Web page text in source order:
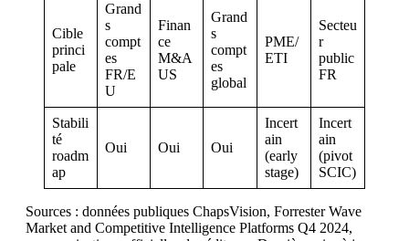
Cible
princi
pale
Grand
s
compt
es
FR/E
U
Finan
ce
M&A
US
Grand
s
compt
es
global
PME/
ETI
Secteu
r
public
FR
Stabili
té
roadm
ap
Oui Oui Oui
Incert
ain
(early
stage)
Incert
ain
(pivot
SCIC)
Sources : données publiques ChapsVision, Forrester Wave
Market and Competitive Intelligence Platforms Q4 2024,